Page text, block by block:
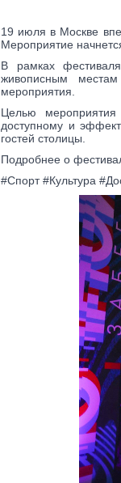
19 июля в Москве
Мероприятие
В рамках
живописным
мероприятия.
Целью мероприятия
доступному и
гостей столицы.
Подробнее о
#Спорт #Культура